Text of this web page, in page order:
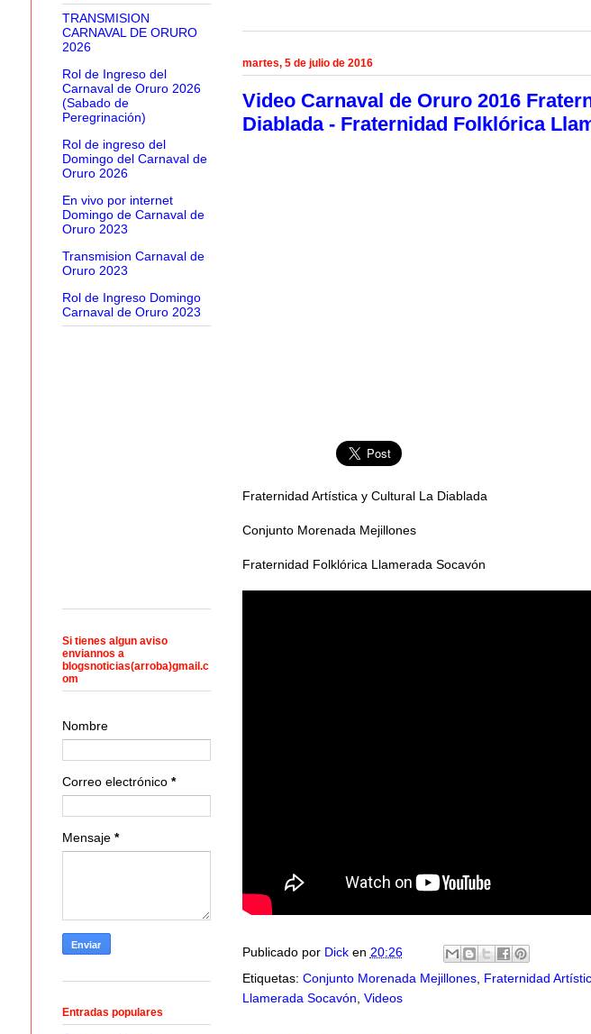
martes, 5 de julio de 2016
Video Carnaval de Oruro 2016
Diablada - Fraternidad Folklórica
Fraternidad Artística y Cultural La Diablada
Conjunto Morenada Mejillones
Fraternidad Folklórica Llamerada Socavón
Publicado por Dick en 20:26
Etiquetas: Conjunto Morenada Mejillones, Fraternidad
Llamerada Socavón Videos
TRANSMISION
CARNAVAL DE ORURO
2026
Rol de Ingreso del
Carnaval de Oruro 2026
(Sabado de
Peregrinación)
Rol de ingreso del
Domingo del Carnaval de
Oruro 2026
En vivo por internet
Domingo de Carnaval de
Oruro 2023
Transmision Carnaval de
Oruro 2023
Rol de Ingreso Domingo
Carnaval de Oruro 2023
Si tienes algun aviso
enviannos a
blogsnoticias(arroba)gmail.c
om
Nombre
Correo electrónico *
Mensaje *
Entradas populares